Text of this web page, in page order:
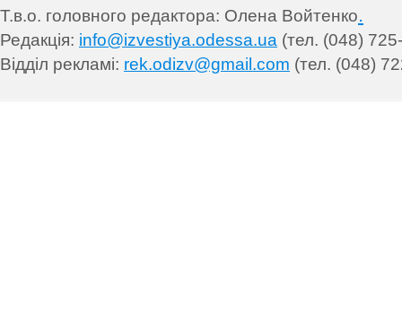
Т.в.о. головного редактора: Олена Войтенко.
Редакція: info@izvestiya.odessa.ua (тел. (048)
Відділ рекламі: rek.odizv@gmail.com (тел. (048)